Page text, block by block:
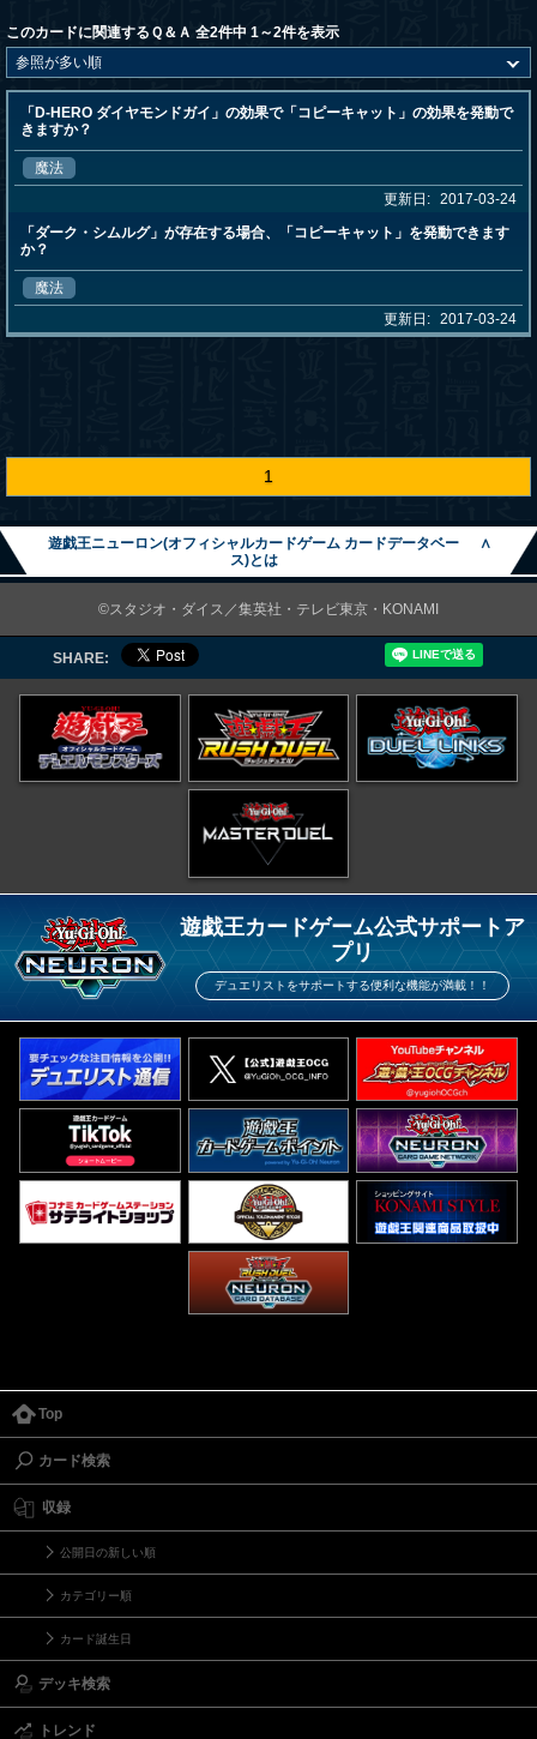
このカードに関連するＱ＆Ａ 全2件中 1～2件を表示
「D-HERO ダイヤモンドガイ」の効果で「コピーキャット」の効果を発動で
きますか？
魔法
更新日: 2017-03-24
「ダーク・シムルグ」が存在する場合、「コピーキャット」を発動できます
か？
魔法
更新日: 2017-03-24
1
遊戯王ニューロン(オフィシャルカードゲーム カードデータベー
ス)とは
∧
©スタジオ・ダイス／集英社・テレビ東京・KONAMI
SHARE:
遊戯王カードゲーム公式サポートア
プリ
デュエリストをサポートする便利な機能が満載！！
Top
カード検索
収録
公開日の新しい順
カテゴリー順
カード誕生日
デッキ検索
トレンド